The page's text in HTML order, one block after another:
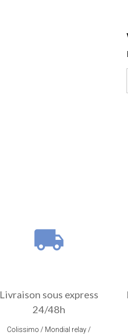
local_shipping
Livraison sous express
24/48h
Colissimo / Mondial relay /